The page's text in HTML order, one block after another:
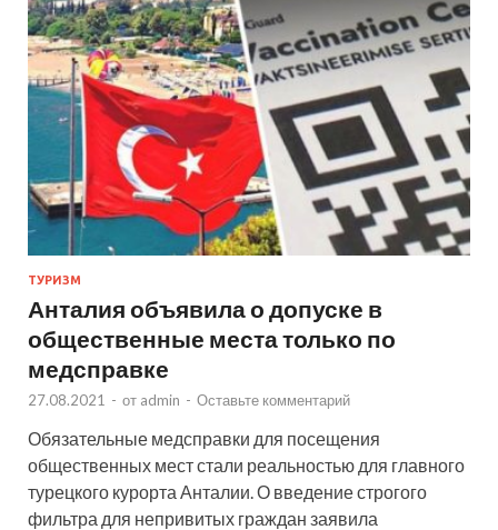
ТУРИЗМ
Анталия объявила о допуске в
общественные места только по
медсправке
27.08.2021 - от admin - Оставьте комментарий
Обязательные медсправки для посещения
общественных мест стали реальностью для главного
турецкого курорта Анталии. О введение строгого
фильтра для непривитых граждан заявила